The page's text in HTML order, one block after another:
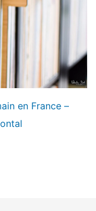
en France –